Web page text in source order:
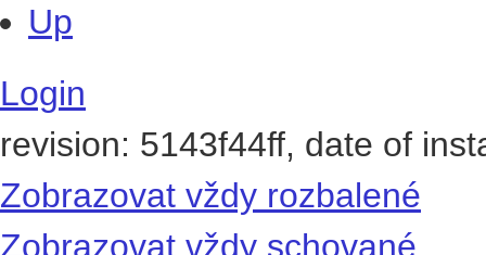
Up
Login
revision: 5143f44ff, date of
Zobrazovat vždy rozbalené
Zobrazovat vždy schované